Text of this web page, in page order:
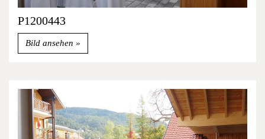
P1200443
Bild ansehen